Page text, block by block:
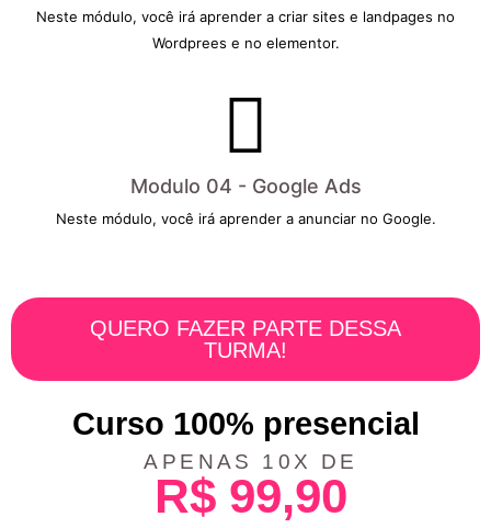
Neste módulo, você irá aprender a criar sites e landpages no
Wordprees e no elementor.
Modulo 04 - Google Ads
Neste módulo, você irá aprender a anunciar no Google.
QUERO FAZER PARTE DESSA
TURMA!
Curso 100% presencial
APENAS 10X DE
R$ 99,90